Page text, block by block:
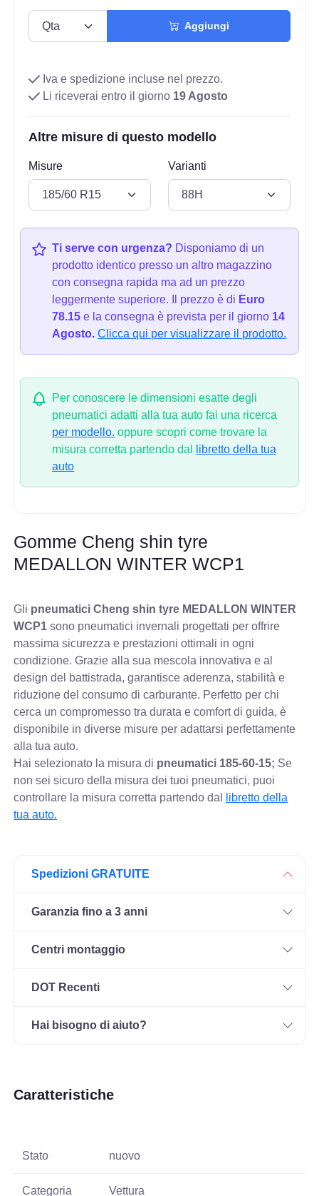
Aggiungi
Iva e spedizione incluse nel prezzo.
Li riceverai entro il giorno 19 Agosto
Altre misure di questo modello
Misure Varianti
Ti serve con urgenza? Disponiamo di un
prodotto identico presso un altro magazzino
con consegna rapida ma ad un prezzo
leggermente superiore. Il prezzo è di Euro
78.15 e la consegna è prevista per il giorno 14
Agosto. Clicca qui per visualizzare il prodotto.
Per conoscere le dimensioni esatte degli
pneumatici adatti alla tua auto fai una ricerca
per modello. oppure scopri come trovare la
misura corretta partendo dal
libretto della tua
auto
Gomme Cheng shin tyre
MEDALLON WINTER WCP1
Gli pneumatici Cheng shin tyre MEDALLON WINTER
WCP1 sono pneumatici invernali progettati per offrire
massima sicurezza e prestazioni ottimali in ogni
condizione. Grazie alla sua mescola innovativa e al
design del battistrada, garantisce aderenza, stabilità e
riduzione del consumo di carburante. Perfetto per chi
cerca un compromesso tra durata e comfort di guida, è
disponibile in diverse misure per adattarsi perfettamente
alla tua auto.
Hai selezionato la misura di pneumatici 185-60-15; Se
non sei sicuro della misura dei tuoi pneumatici, puoi
controllare la misura corretta partendo dal
libretto della
tua auto.
Spedizioni GRATUITE
Garanzia fino a 3 anni
Centri montaggio
DOT Recenti
Hai bisogno di aiuto?
Caratteristiche
Stato nuovo
Categoria Vettura